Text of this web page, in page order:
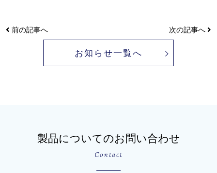
前の記事へ 次の記事へ
お知らせ一覧へ
製品についてのお問い合わせ
Contact